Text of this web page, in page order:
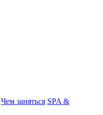
Чем заняться SPA &